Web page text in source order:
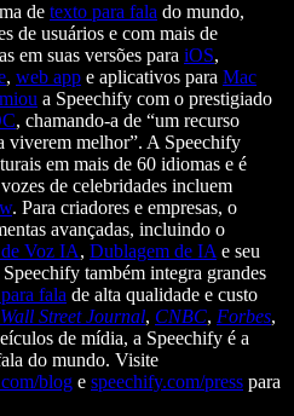
de texto para fala do mundo,
de usuários e com mais de
em suas versões para iOS,
, web app e aplicativos para Mac
a Speechify com o prestigiado
, chamando-a de “um recurso
viverem melhor”. A Speechify
em mais de 60 idiomas e é
de celebridades incluem
. Para criadores e empresas, o
avançadas, incluindo o
Voz IA, Dublagem de IA e seu
Speechify também integra grandes
fala de alta qualidade e custo
Street Journal, CNBC, Forbes,
de mídia, a Speechify é a
do mundo. Visite
blog e speechify.com/press para